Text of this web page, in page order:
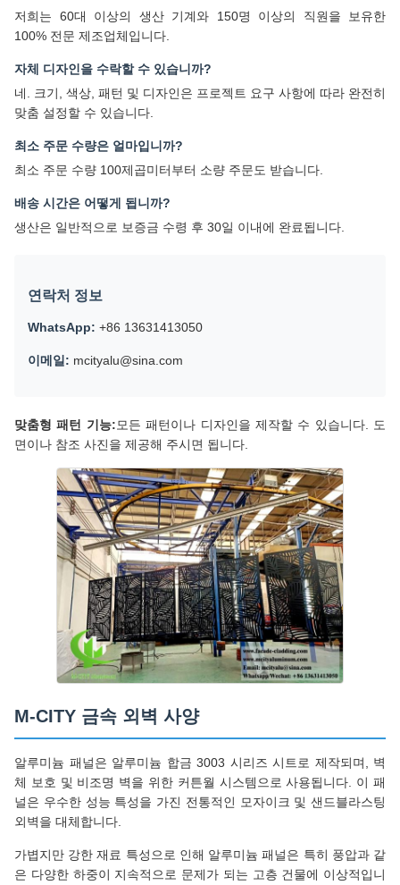
저희는 60대 이상의 생산 기계와 150명 이상의 직원을 보유한
100% 전문 제조업체입니다.
자체 디자인을 수락할 수 있습니까?
네. 크기, 색상, 패턴 및 디자인은 프로젝트 요구 사항에 따라 완전히
맞춤 설정할 수 있습니다.
최소 주문 수량은 얼마입니까?
최소 주문 수량 100제곱미터부터 소량 주문도 받습니다.
배송 시간은 어떻게 됩니까?
생산은 일반적으로 보증금 수령 후 30일 이내에 완료됩니다.
연락처 정보
WhatsApp: +86 13631413050
이메일: mcityalu@sina.com
맞춤형 패턴 기능:모든 패턴이나 디자인을 제작할 수 있습니다. 도
면이나 참조 사진을 제공해 주시면 됩니다.
M-CITY 금속 외벽 사양
알루미늄 패널은 알루미늄 합금 3003 시리즈 시트로 제작되며, 벽
체 보호 및 비조명 벽을 위한 커튼월 시스템으로 사용됩니다. 이 패
널은 우수한 성능 특성을 가진 전통적인 모자이크 및 샌드블라스팅
외벽을 대체합니다.
가볍지만 강한 재료 특성으로 인해 알루미늄 패널은 특히 풍압과 같
은 다양한 하중이 지속적으로 문제가 되는 고층 건물에 이상적입니